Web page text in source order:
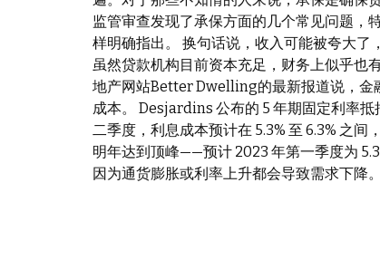
监管审查发现了承保方面的几个常见问题，
样明确指出。 换句话说，收入可能被夸大了
虽然贷款机构目前资本充足，财务上似乎也
地产网站Better Dwelling的最新报道说，金
成本。 Desjardins 公布的 5 年期固定利率
二季度，利息成本预计在 5.3% 至 6.3% 之
明年达到顶峰——预计 2023 年第一季度为
因为通货膨胀或利率上升都会导致需求下降